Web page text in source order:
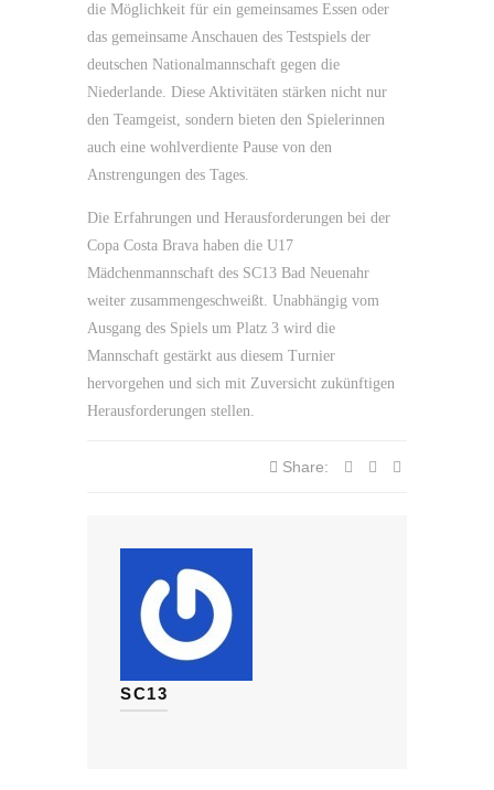
die Möglichkeit für ein gemeinsames Essen oder
das gemeinsame Anschauen des Testspiels der
deutschen Nationalmannschaft gegen die
Niederlande. Diese Aktivitäten stärken nicht nur
den Teamgeist, sondern bieten den Spielerinnen
auch eine wohlverdiente Pause von den
Anstrengungen des Tages.
Die Erfahrungen und Herausforderungen bei der
Copa Costa Brava haben die U17
Mädchenmannschaft des SC13 Bad Neuenahr
weiter zusammengeschweißt. Unabhängig vom
Ausgang des Spiels um Platz 3 wird die
Mannschaft gestärkt aus diesem Turnier
hervorgehen und sich mit Zuversicht zukünftigen
Herausforderungen stellen.
Share:
SC13